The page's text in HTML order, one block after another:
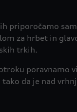
priporočamo
za hrbet in
trkih.
poravnamo
tako da je nad